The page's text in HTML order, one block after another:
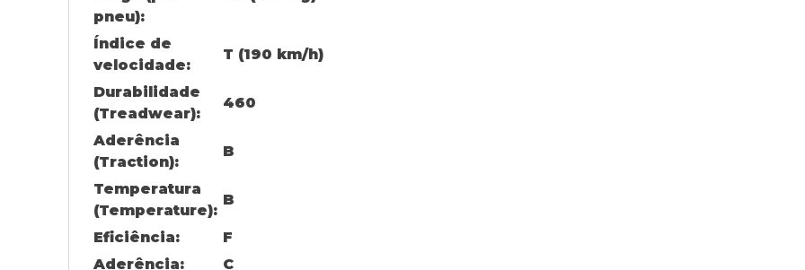
pneu):
Índice de
velocidade:
T (190 km/h)
Durabilidade
(Treadwear):
460
Aderência
(Traction):
B
Temperatura
(Temperature):
B
Eficiência:
F
Aderência:
C